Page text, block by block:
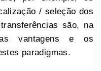
/ seleção dos
são, na
vantagens e os
paradigmas.